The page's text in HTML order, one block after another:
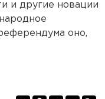
и другие новации
оно,